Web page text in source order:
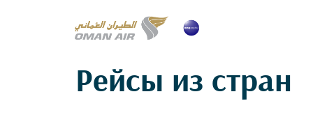
Рейсы из стран